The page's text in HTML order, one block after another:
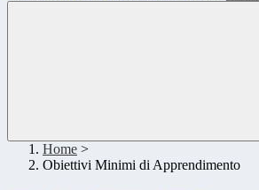
Home >
Obiettivi Minimi di Apprendimento